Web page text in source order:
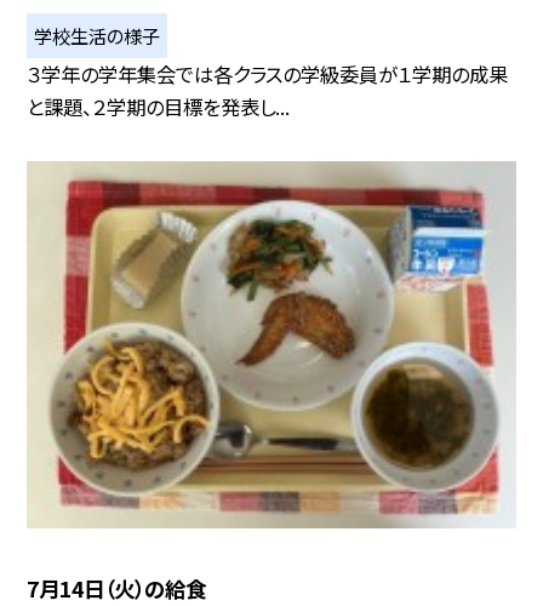
学校生活の様子
３学年の学年集会では各クラスの学級委員が１学期の成果
と課題、２学期の目標を発表し...
7月14日（火）の給食